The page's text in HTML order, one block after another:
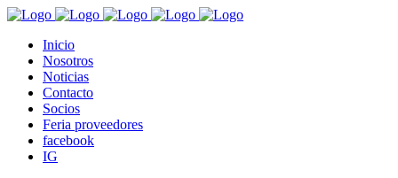
Inicio
Nosotros
Noticias
Contacto
Socios
Feria proveedores
facebook
IG